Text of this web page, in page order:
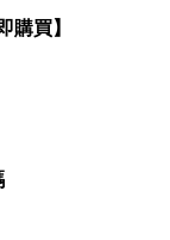
購買】